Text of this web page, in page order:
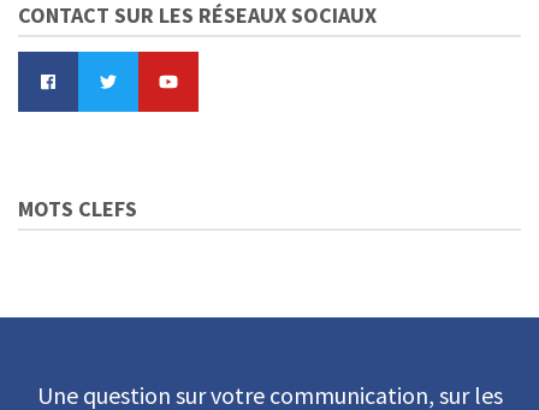
CONTACT SUR LES RÉSEAUX SOCIAUX
MOTS CLEFS
Une question sur votre communication, sur les